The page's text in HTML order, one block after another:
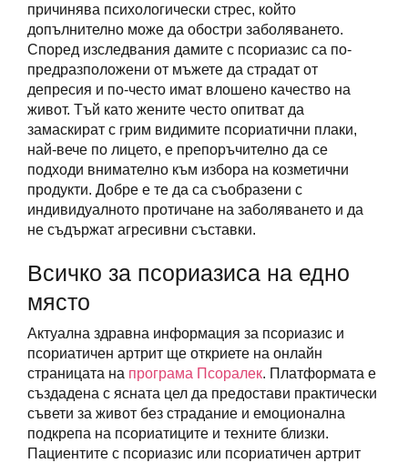
причинява психологически стрес, който
допълнително може да обостри заболяването.
Според изследвания дамите с псориазис са по-
предразположени от мъжете да страдат от
депресия и по-често имат влошено качество на
живот. Тъй като жените често опитват да
замаскират с грим видимите псориатични плаки,
най-вече по лицето, е препоръчително да се
подходи внимателно към избора на козметични
продукти. Добре е те да са съобразени с
индивидуалното протичане на заболяването и да
не съдържат агресивни съставки.
Всичко за псориазиса на едно
място
Актуална здравна информация за псориазис и
псориатичен артрит ще откриете на онлайн
страницата на програма Псоралек. Платформата е
създадена с ясната цел да предостави практически
съвети за живот без страдание и емоционална
подкрепа на псориатиците и техните близки.
Пациентите с псориазис или псориатичен артрит